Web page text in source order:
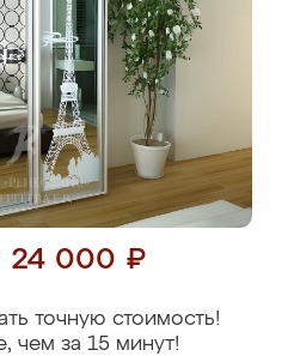
24 000 ₽
точную стоимость!
чем за 15 минут!